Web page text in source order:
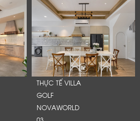
THỰC TẾ VILLA
GOLF
NOVAWORLD